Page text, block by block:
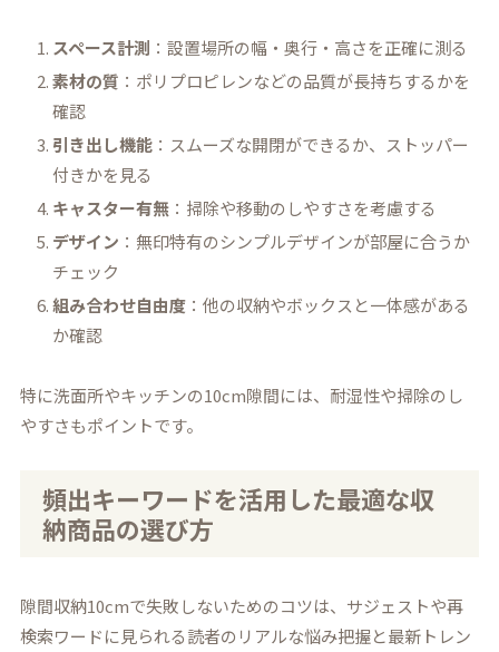
スペース計測 ：設置場所の幅・奥行・高さを正確に測る
素材の質 ：ポリプロピレンなどの品質が長持ちするかを
確認
引き出し機能 ：スムーズな開閉ができるか、ストッパー
付きかを見る
キャスター有無 ：掃除や移動のしやすさを考慮する
デザイン ：無印特有のシンプルデザインが部屋に合うか
チェック
組み合わせ自由度 ：他の収納やボックスと一体感がある
か確認
特に洗面所やキッチンの10cm隙間には、耐湿性や掃除のし
やすさもポイントです。
頻出キーワードを活用した最適な収
納商品の選び方
隙間収納10cmで失敗しないためのコツは、サジェストや再
検索ワードに見られる読者のリアルな悩み把握と最新トレン